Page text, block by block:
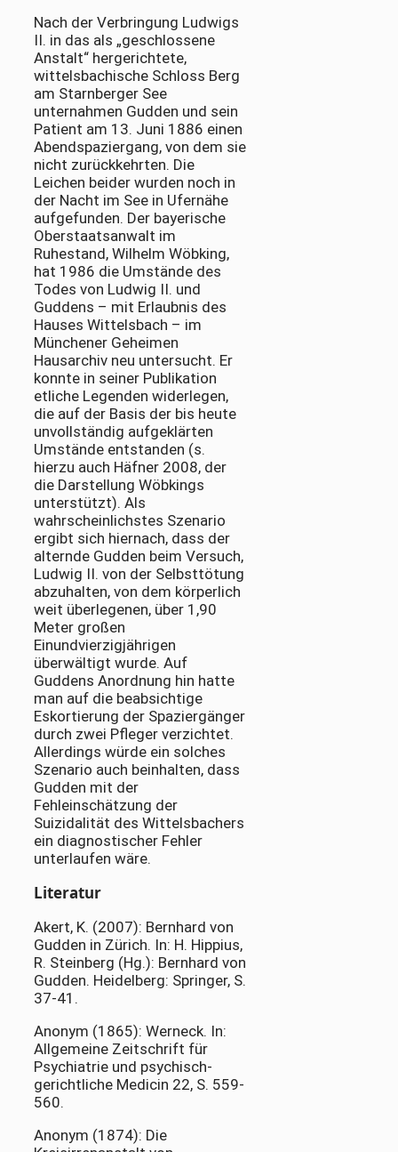
Nach der Verbringung Ludwigs
II. in das als „geschlossene
Anstalt“ hergerichtete,
wittelsbachische Schloss Berg
am Starnberger See
unternahmen Gudden und sein
Patient am 13. Juni 1886 einen
Abendspaziergang, von dem sie
nicht zurückkehrten. Die
Leichen beider wurden noch in
der Nacht im See in Ufernähe
aufgefunden. Der bayerische
Oberstaatsanwalt im
Ruhestand, Wilhelm Wöbking,
hat 1986 die Umstände des
Todes von Ludwig II. und
Guddens – mit Erlaubnis des
Hauses Wittelsbach – im
Münchener Geheimen
Hausarchiv neu untersucht. Er
konnte in seiner Publikation
etliche Legenden widerlegen,
die auf der Basis der bis heute
unvollständig aufgeklärten
Umstände entstanden (s.
hierzu auch Häfner 2008, der
die Darstellung Wöbkings
unterstützt). Als
wahrscheinlichstes Szenario
ergibt sich hiernach, dass der
alternde Gudden beim Versuch,
Ludwig II. von der Selbsttötung
abzuhalten, von dem körperlich
weit überlegenen, über 1,90
Meter großen
Einundvierzigjährigen
überwältigt wurde. Auf
Guddens Anordnung hin hatte
man auf die beabsichtige
Eskortierung der Spaziergänger
durch zwei Pfleger verzichtet.
Allerdings würde ein solches
Szenario auch beinhalten, dass
Gudden mit der
Fehleinschätzung der
Suizidalität des Wittelsbachers
ein diagnostischer Fehler
unterlaufen wäre.
Literatur
Akert, K. (2007): Bernhard von
Gudden in Zürich. In: H. Hippius,
R. Steinberg (Hg.): Bernhard von
Gudden. Heidelberg: Springer, S.
37-41.
Anonym (1865): Werneck. In:
Allgemeine Zeitschrift für
Psychiatrie und psychisch-
gerichtliche Medicin 22, S. 559-
560.
Anonym (1874): Die